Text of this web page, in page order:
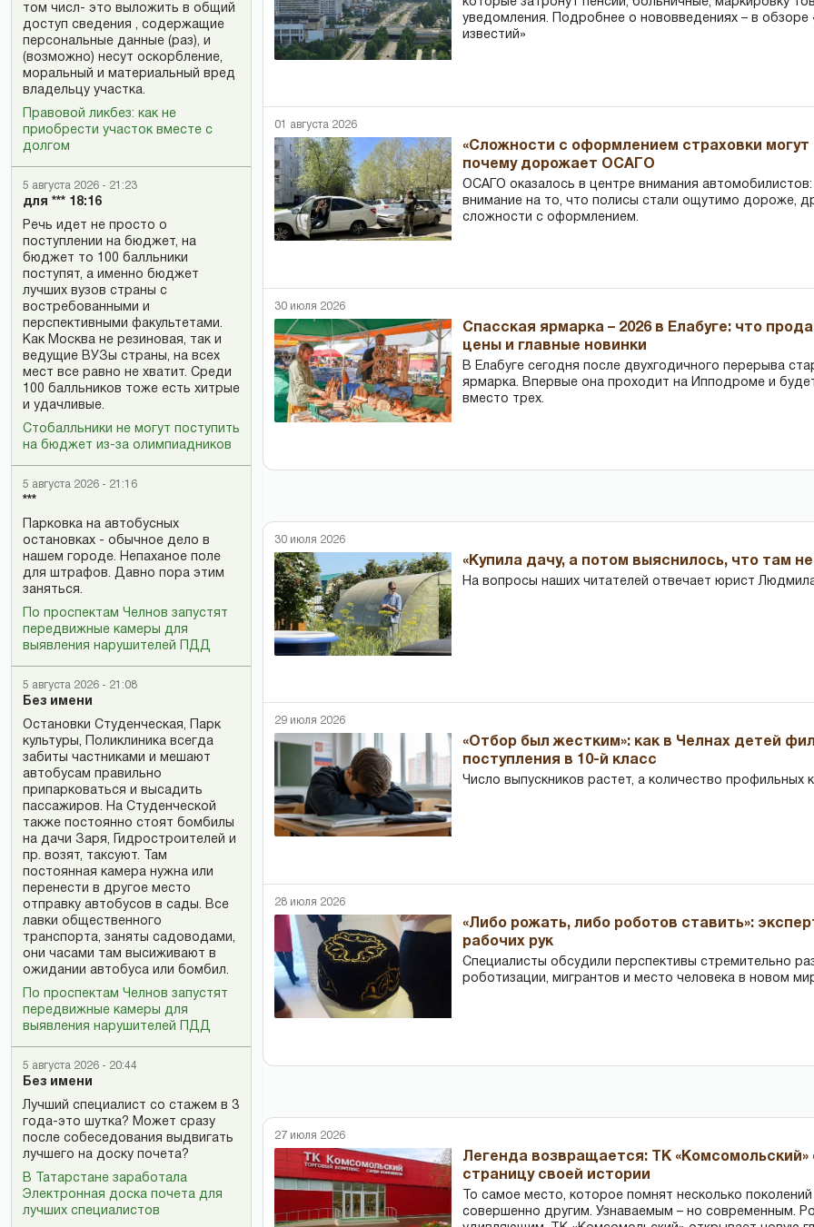
том числ- это выложить в общий
доступ сведения , содержащие
персональные данные (раз), и
(возможно) несут оскорбление,
моральный и материальный вред
владельцу участка.
Правовой ликбез: как не
приобрести участок вместе с
долгом
5 августа 2026 - 21:23
для *** 18:16
Речь идет не просто о
поступлении на бюджет, на
бюджет то 100 балльники
поступят, а именно бюджет
лучших вузов страны с
востребованными и
перспективными факультетами.
Как Москва не резиновая, так и
ведущие ВУЗы страны, на всех
мест все равно не хватит. Среди
100 балльников тоже есть хитрые
и удачливые.
Стобалльники не могут поступить
на бюджет из-за олимпиадников
5 августа 2026 - 21:16
***
Парковка на автобусных
остановках - обычное дело в
нашем городе. Непаханое поле
для штрафов. Давно пора этим
заняться.
По проспектам Челнов запустят
передвижные камеры для
выявления нарушителей ПДД
5 августа 2026 - 21:08
Без имени
Остановки Студенческая, Парк
культуры, Поликлиника всегда
забиты частниками и мешают
автобусам правильно
припарковаться и высадить
пассажиров. На Студенческой
также постоянно стоят бомбилы
на дачи Заря, Гидростроителей и
пр. возят, таксуют. Там
постоянная камера нужна или
перенести в другое место
отправку автобусов в сады. Все
лавки общественного
транспорта, заняты садоводами,
они часами там высиживают в
ожидании автобуса или бомбил.
По проспектам Челнов запустят
передвижные камеры для
выявления нарушителей ПДД
5 августа 2026 - 20:44
Без имени
Лучший специалист со стажем в 3
года-это шутка? Может сразу
после собеседования выдвигать
лучшего на доску почета?
В Татарстане заработала
Электронная доска почета для
лучших специалистов
уведомления. Подробнее о нововведениях – в обзоре
известий»
01 августа 2026
«Сложности с оформлением страховки могут
почему дорожает ОСАГО
ОСАГО оказалось в центре внимания
внимание на то, что полисы стали ощутимо дороже,
сложности с оформлением.
30 июля 2026
Спасская ярмарка – 2026 в Елабуге: что
цены и главные новинки
В Елабуге сегодня после двухгодичного перерыва
ярмарка. Впервые она проходит на Ипподроме и
вместо трех.
30 июля 2026
«Купила дачу, а потом выяснилось, что там
На вопросы наших читателей отвечает юрист
29 июля 2026
«Отбор был жестким»: как в Челнах детей
поступления в 10-й класс
Число выпускников растет, а количество профильных
28 июля 2026
«Либо рожать, либо роботов ставить»:
рабочих рук
Специалисты обсудили перспективы стремительно
роботизации, мигрантов и место человека в новом
27 июля 2026
Легенда возвращается: ТК
страницу своей истории
То самое место, которое помнят несколько
совершенно другим. Узнаваемым – но современным.